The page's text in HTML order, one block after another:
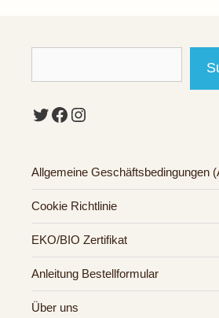
Twitter
Facebook
Instagram
Allgemeine Geschäftsbedingungen
Cookie Richtlinie
EKO/BIO Zertifikat
Anleitung Bestellformular
Über uns